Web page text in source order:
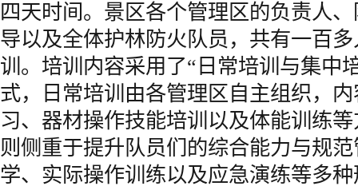
四天时间。景区各个管理区的负责人
导以及全体护林防火队员，共有一百
训。培训内容采用了“日常培训与集中
式，日常培训由各管理区自主组织，
习、器材操作技能培训以及体能训练
则侧重于提升队员们的综合能力与规
学、实际操作训练以及应急演练等多